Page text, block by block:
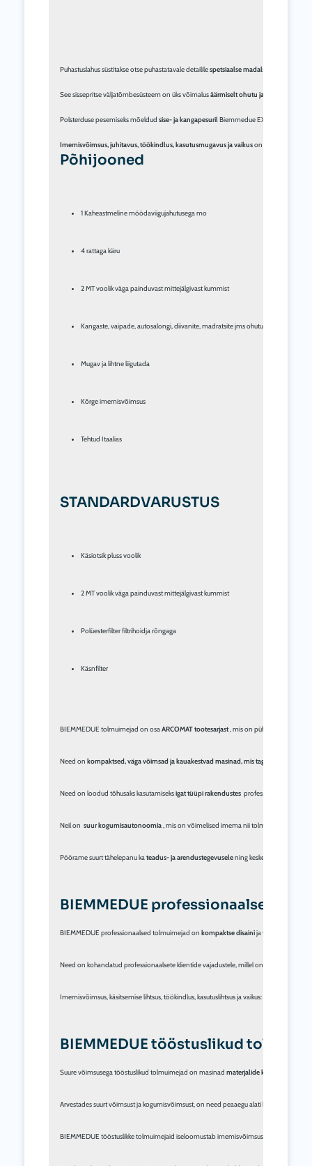
Puhastuslahus süstitakse otse puhastatavale detailile spetsiaalse madalsurvepumba
See sissepritse väljatõmbesüsteem on üks võimalus äärmiselt ohutu ja tõhus
Polsterduse pesemiseks mõeldud sise- ja kangapesuril Biemmedue EX seerial
Imemisvõimsus, juhitavus, töökindlus, kasutusmugavus ja vaikus on juhised, mida
Põhijooned
1 Kaheastmeline möödaviigujahutusega mo
4 rattaga käru
2 MT voolik väga painduvast mittejälgivast kummist
Kangaste, vaipade, autosalongi, diivanite, madratsite jms ohutuks ja tõhusaks
Mugav ja lihtne liigutada
Kõrge imemisvõimsus
Tehtud Itaalias
STANDARDVARUSTUS
Käsiotsik pluss voolik
2 MT voolik väga painduvast mittejälgivast kummist
Polüesterfilter filtrihoidja rõngaga
Käsnfilter
BIEMMEDUE tolmuimejad on osa ARCOMAT tootesarjast , mis on pühendatud
Need on kompaktsed, väga võimsad ja kauakestvad masinad, mis tagavad
Need on loodud tõhusaks kasutamiseks igat tüüpi rakendustes professionaalses ja
Neil on suur kogumisautonoomia , mis on võimelised imema nii tolmu kui vedelikke
Pöörame suurt tähelepanu ka teadus- ja arendustegevusele ning keskendume
BIEMMEDUE professionaalsed
BIEMMEDUE professionaalsed tolmuimejad on kompaktse disaini ja vaikse
Need on kohandatud professionaalsete klientide vajadustele, millel on suur
Imemisvõimsus, käsitsemise lihtsus, töökindlus, kasutuslihtsus ja vaikus: need on
BIEMMEDUE tööstuslikud
Suure võimsusega tööstuslikud tolmuimejad on masinad materjalide käitlemiseks ja
Arvestades suurt võimsust ja kogumisvõimsust, on need peaaegu alati kombineeritud
BIEMMEDUE tööstuslikke tolmuimejaid iseloomustab imemisvõimsus,